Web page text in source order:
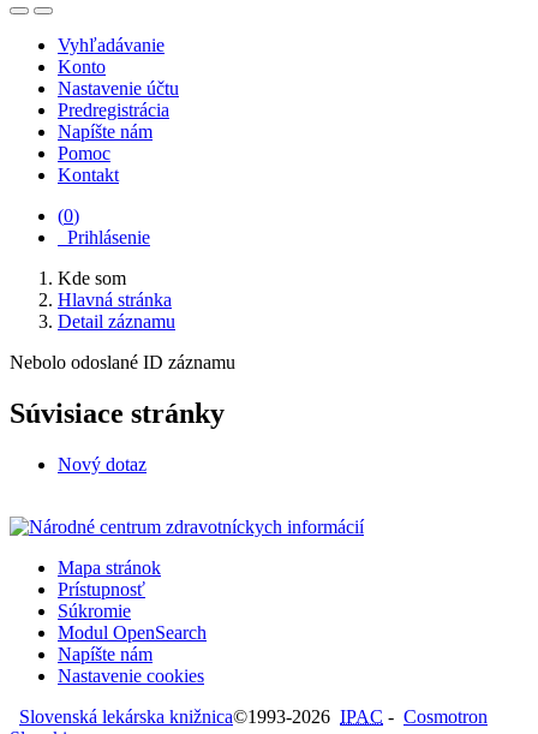
Vyhľadávanie
Konto
Nastavenie účtu
Predregistrácia
Napíšte nám
Pomoc
Kontakt
(0)
Prihlásenie
Kde som
Hlavná stránka
Detail záznamu
Nebolo odoslané ID záznamu
Súvisiace stránky
Nový dotaz
Mapa stránok
Prístupnosť
Súkromie
Modul OpenSearch
Napíšte nám
Nastavenie cookies
Slovenská lekárska knižnica©1993-2026 IPAC - Cosmotron